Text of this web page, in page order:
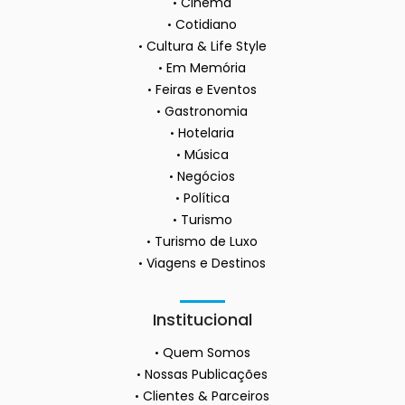
Cotidiano
Cultura & Life Style
Em Memória
Feiras e Eventos
Gastronomia
Hotelaria
Música
Negócios
Política
Turismo
Turismo de Luxo
Viagens e Destinos
Institucional
Quem Somos
Nossas Publicações
Clientes & Parceiros